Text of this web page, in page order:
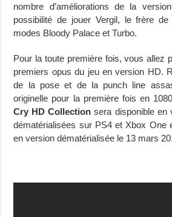
nombre d’améliorations de la
possibilité de jouer Vergil, le frère
modes Bloody Palace et Turbo.
Pour la toute première fois, vous allez
premiers opus du jeu en version HD.
de la pose et de la punch line
originelle pour la première fois en
Cry HD Collection sera disponible en
dématérialisées sur PS4 et Xbox One
en version dématérialisée le 13 mars